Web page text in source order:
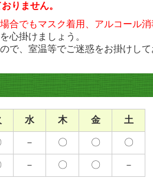
りません。
合でもマスク着用、アルコール
心掛けましょう。
で、室温等でご迷惑をお掛けし
水 木 金 土
－ 〇 〇 〇
－ 〇 〇 －